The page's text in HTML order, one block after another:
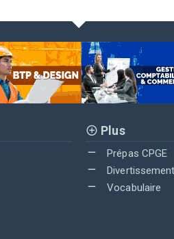
Plus
Prépas CPGE
Divertissement
Vocabulaire